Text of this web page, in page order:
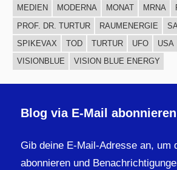
MEDIEN
MODERNA MONAT MRNA
PROF. DR. TURTUR
RAUMENERGIE
SPIKEVAX
TOD TURTUR UFO USA
VISIONBLUE
VISION BLUE ENERGY
Blog via E-Mail abonnieren
Gib deine E-Mail-Adresse an, um
abonnieren und